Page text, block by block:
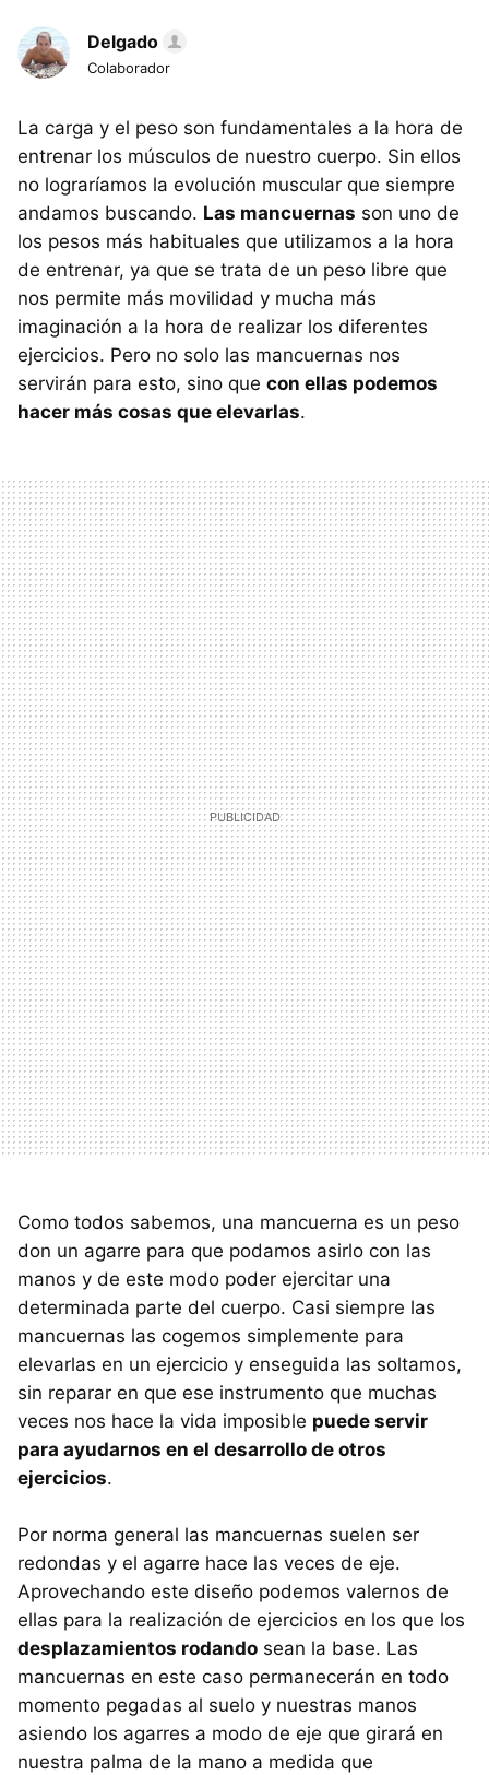
Delgado
Colaborador
La carga y el peso son fundamentales a la hora de
entrenar los músculos de nuestro cuerpo. Sin ellos
no lograríamos la evolución muscular que siempre
andamos buscando. Las mancuernas son uno de
los pesos más habituales que utilizamos a la hora
de entrenar, ya que se trata de un peso libre que
nos permite más movilidad y mucha más
imaginación a la hora de realizar los diferentes
ejercicios. Pero no solo las mancuernas nos
servirán para esto, sino que con ellas podemos
hacer más cosas que elevarlas.
Como todos sabemos, una mancuerna es un peso
don un agarre para que podamos asirlo con las
manos y de este modo poder ejercitar una
determinada parte del cuerpo. Casi siempre las
mancuernas las cogemos simplemente para
elevarlas en un ejercicio y enseguida las soltamos,
sin reparar en que ese instrumento que muchas
veces nos hace la vida imposible puede servir
para ayudarnos en el desarrollo de otros
ejercicios.
Por norma general las mancuernas suelen ser
redondas y el agarre hace las veces de eje.
Aprovechando este diseño podemos valernos de
ellas para la realización de ejercicios en los que los
desplazamientos rodando sean la base. Las
mancuernas en este caso permanecerán en todo
momento pegadas al suelo y nuestras manos
asiendo los agarres a modo de eje que girará en
nuestra palma de la mano a medida que